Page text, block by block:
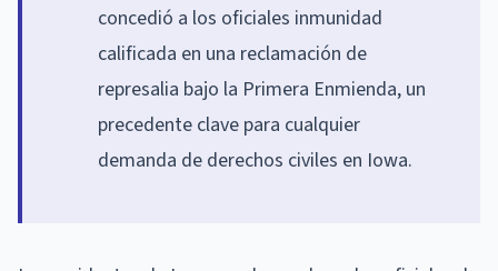
concedió a los oficiales inmunidad
calificada en una reclamación de
represalia bajo la Primera Enmienda, un
precedente clave para cualquier
demanda de derechos civiles en Iowa.